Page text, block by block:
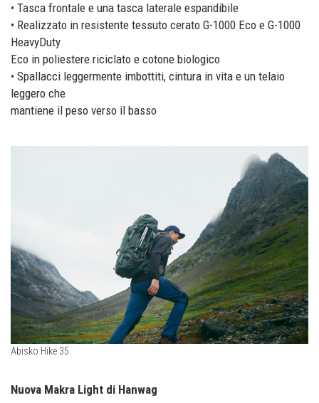
• Tasca frontale e una tasca laterale espandibile
• Realizzato in resistente tessuto cerato G-1000 Eco e G-1000
HeavyDuty
Eco in poliestere riciclato e cotone biologico
• Spallacci leggermente imbottiti, cintura in vita e un telaio
leggero che
mantiene il peso verso il basso
Abisko Hike 35
Nuova Makra Light di Hanwag